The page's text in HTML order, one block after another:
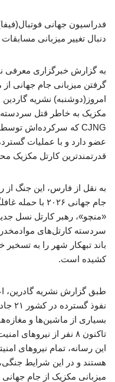
فدراسیون جهانی
دنبال تغییر میزبانی
به گزارش خبرگزاری معرفی
گرفتن میزبانی جام جهانی
امروز(دوشنبه) نشریه
مکزیک به خاطر قتل سردسته
قدرتمندترین کارتل
به نقل از فارس، این جنگ از
جام جهانی
سردسته کارتل‌های
باند تبهکار شهر را به
کشیده است.
طبق گزارش نشریه گادرین،
بسیاری از ماشین‌ها و
تاکنون ۸ نفر از
این رسانه، تمام نیروهای
هستند و در این شرایط